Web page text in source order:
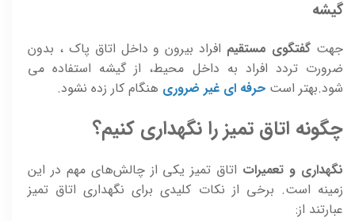
گيشه
جهت گفتگوی مستقيم افراد بيرون و داخل اتاق پاک ، بدون
ضرورت تردد افراد به داخل محيط، از گيشه استفاده می
شود.بهتر است حرفه ای غير ضروری هنگام کار زده نشود.
چگونه اتاق تمیز را نگهداری کنیم؟
نگهداری و تعمیرات اتاق تمیز یکی از چالش‌های مهم در این
زمینه است. برخی از نکات کلیدی برای نگهداری اتاق تمیز
عبارتند از: